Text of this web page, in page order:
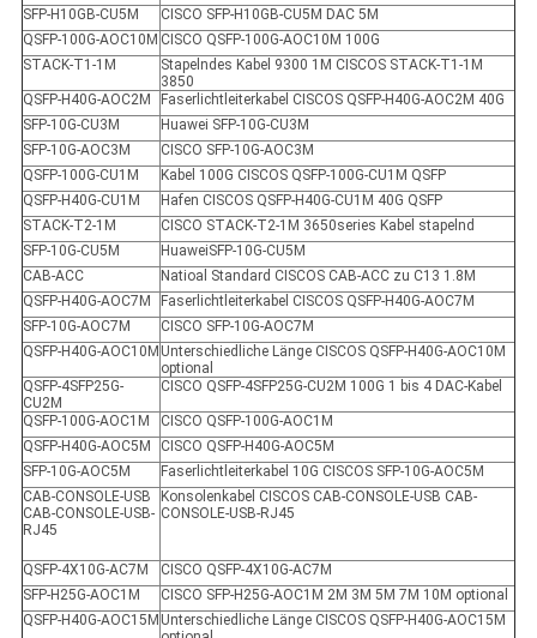
SFP-H10GB-CU5M
CISCO SFP-H10GB-CU5M DAC 5M
QSFP-100G-AOC10M CISCO QSFP-100G-AOC10M 100G
STACK-T1-1M
Stapelndes Kabel 9300 1M CISCOS STACK-T1-1M
3850
QSFP-H40G-AOC2M
Faserlichtleiterkabel CISCOS QSFP-H40G-AOC2M 40G
SFP-10G-CU3M
Huawei SFP-10G-CU3M
SFP-10G-AOC3M
CISCO SFP-10G-AOC3M
QSFP-100G-CU1M
Kabel 100G CISCOS QSFP-100G-CU1M QSFP
QSFP-H40G-CU1M
Hafen CISCOS QSFP-H40G-CU1M 40G QSFP
STACK-T2-1M
CISCO STACK-T2-1M 3650series Kabel stapelnd
SFP-10G-CU5M
HuaweiSFP-10G-CU5M
CAB-ACC
Natioal Standard CISCOS CAB-ACC zu C13 1.8M
QSFP-H40G-AOC7M
Faserlichtleiterkabel CISCOS QSFP-H40G-AOC7M
SFP-10G-AOC7M
CISCO SFP-10G-AOC7M
QSFP-H40G-AOC10M Unterschiedliche Länge CISCOS QSFP-H40G-AOC10M
optional
QSFP-4SFP25G-
CU2M
CISCO QSFP-4SFP25G-CU2M 100G 1 bis 4 DAC-Kabel
QSFP-100G-AOC1M
CISCO QSFP-100G-AOC1M
QSFP-H40G-AOC5M
CISCO QSFP-H40G-AOC5M
SFP-10G-AOC5M
Faserlichtleiterkabel 10G CISCOS SFP-10G-AOC5M
CAB-CONSOLE-USB
CAB-CONSOLE-USB-
RJ45
Konsolenkabel CISCOS CAB-CONSOLE-USB CAB-
CONSOLE-USB-RJ45
QSFP-4X10G-AC7M
CISCO QSFP-4X10G-AC7M
SFP-H25G-AOC1M
CISCO SFP-H25G-AOC1M 2M 3M 5M 7M 10M optional
QSFP-H40G-AOC15M Unterschiedliche Länge CISCOS QSFP-H40G-AOC15M